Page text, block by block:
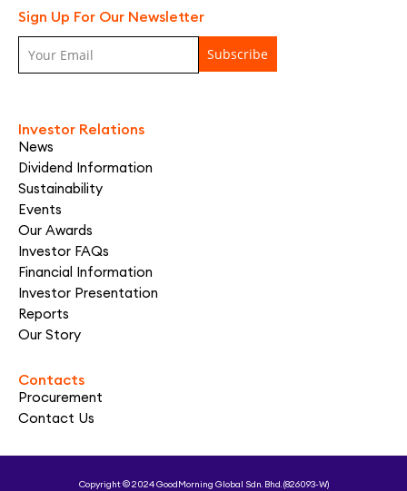
Sign Up For Our Newsletter
Investor Relations
News
Dividend Information
Sustainability
Events
Our Awards
Investor FAQs
Financial Information
Investor Presentation
Reports
Our Story
Contacts
Procurement
Contact Us
Copyright © 2024 GoodMorning Global Sdn. Bhd. (826093-W)